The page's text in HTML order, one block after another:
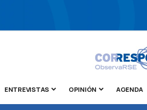
ENTREVISTAS OPINIÓN AGENDA